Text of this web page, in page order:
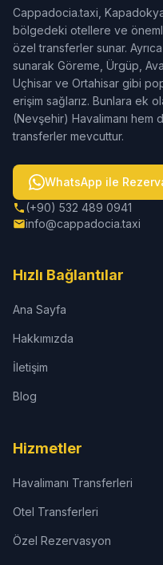
Cappadocia.taxi,
bölgedeki otellere ve
özel transferler sunar.
sunarak Göreme, Ürgüp,
Uçhisar ve Ortahisar gibi
erişim sağlarız. Bunlara ek
(Nevşehir) Havalimanı hem
transferler mevcuttur.
WhatsApp ile
(+90) 532 489 0941
info@cappadocia.taxi
Hızlı Bağlantılar
Ana Sayfa
Hakkımızda
İletişim
Blog
Hizmetler
Havalimanı Transferleri
Otel Transferleri
Özel Rezervasyon